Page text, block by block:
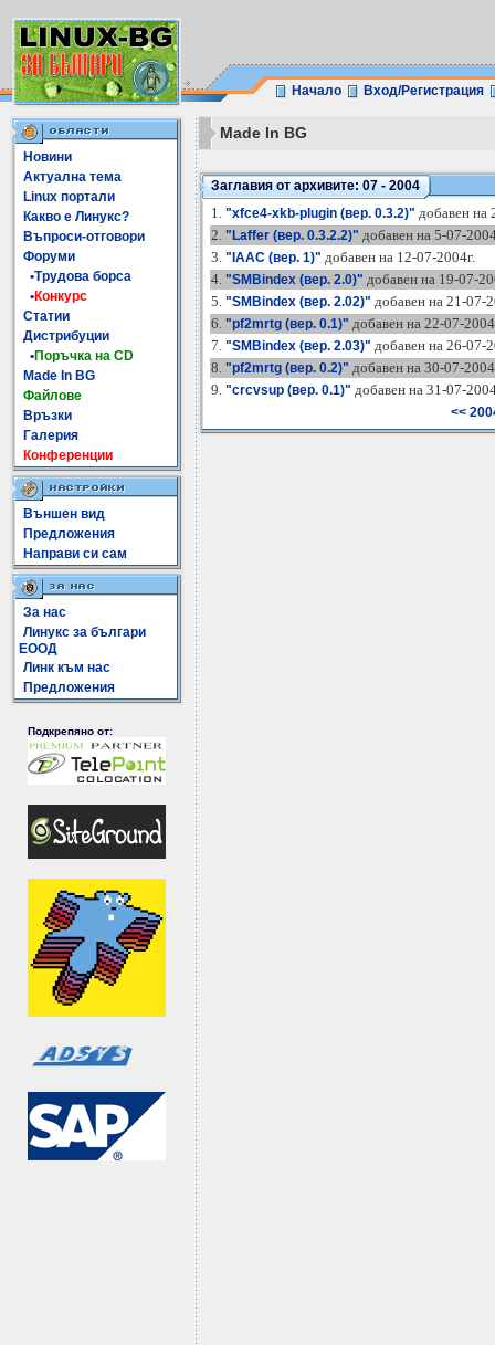
Начало Вход/Регистрация
Новини
Актуална тема
Linux портали
Какво е Линукс?
Въпроси-отговори
Форуми
•Трудова борса
•Конкурс
Статии
Дистрибуции
•Поръчка на CD
Made In BG
Файлове
Връзки
Галерия
Конференции
Външен вид
Предложения
Направи си сам
За нас
Линукс за българи
ЕООД
Линк към нас
Предложения
Подкрепяно от:
Made In BG
Заглавия от архивите: 07 - 2004
1. "xfce4-xkb-plugin (вер. 0.3.2)" добавен на
2. "Laffer (вер. 0.3.2.2)" добавен на 5-07-
3. "IAAC (вер. 1)" добавен на 12-07-2004г.
4. "SMBindex (вер. 2.0)" добавен на 19-07-
5. "SMBindex (вер. 2.02)" добавен на 21-07-
6. "pf2mrtg (вер. 0.1)" добавен на 22-07-
7. "SMBindex (вер. 2.03)" добавен на 26-07-
8. "pf2mrtg (вер. 0.2)" добавен на 30-07-
9. "crcvsup (вер. 0.1)" добавен на 31-07-
<<